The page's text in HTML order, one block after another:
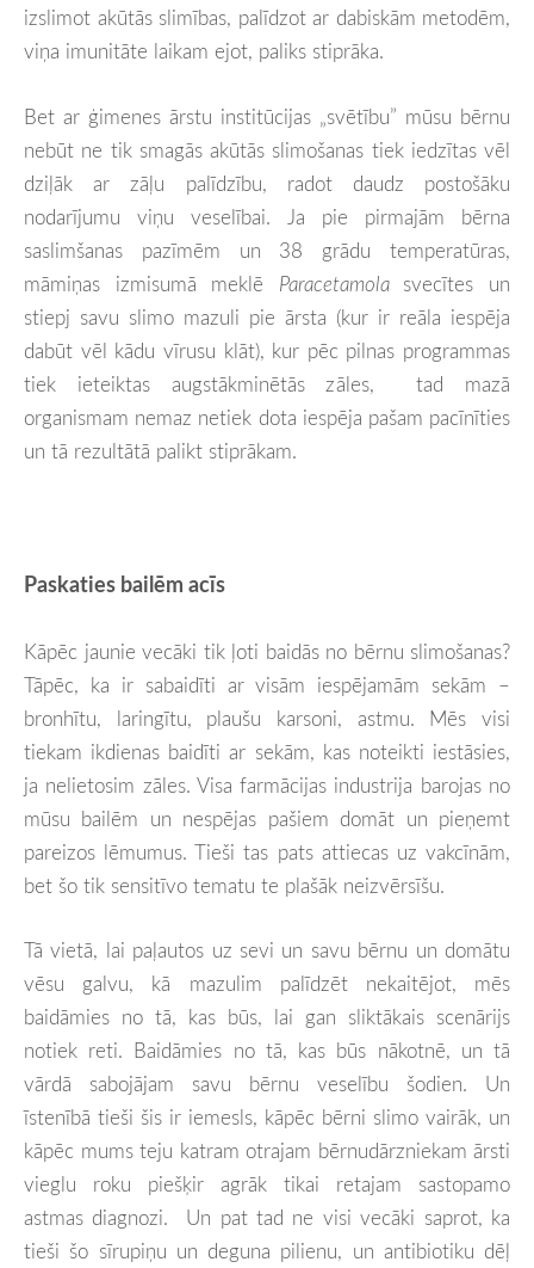
izslimot akūtās slimības, palīdzot ar dabiskām metodēm,
viņa imunitāte laikam ejot, paliks stiprāka.
Bet ar ģimenes ārstu institūcijas „svētību” mūsu bērnu
nebūt ne tik smagās akūtās slimošanas tiek iedzītas vēl
dziļāk ar zāļu palīdzību, radot daudz postošāku
nodarījumu viņu veselībai. Ja pie pirmajām bērna
saslimšanas pazīmēm un 38 grādu temperatūras,
māmiņas izmisumā meklē Paracetamola svecītes un
stiepj savu slimo mazuli pie ārsta (kur ir reāla iespēja
dabūt vēl kādu vīrusu klāt), kur pēc pilnas programmas
tiek ieteiktas augstākminētās zāles, tad mazā
organismam nemaz netiek dota iespēja pašam pacīnīties
un tā rezultātā palikt stiprākam.
Paskaties bailēm acīs
Kāpēc jaunie vecāki tik ļoti baidās no bērnu slimošanas?
Tāpēc, ka ir sabaidīti ar visām iespējamām sekām –
bronhītu, laringītu, plaušu karsoni, astmu. Mēs visi
tiekam ikdienas baidīti ar sekām, kas noteikti iestāsies,
ja nelietosim zāles. Visa farmācijas industrija barojas no
mūsu bailēm un nespējas pašiem domāt un pieņemt
pareizos lēmumus. Tieši tas pats attiecas uz vakcīnām,
bet šo tik sensitīvo tematu te plašāk neizvērsīšu.
Tā vietā, lai paļautos uz sevi un savu bērnu un domātu
vēsu galvu, kā mazulim palīdzēt nekaitējot, mēs
baidāmies no tā, kas būs, lai gan sliktākais scenārijs
notiek reti. Baidāmies no tā, kas būs nākotnē, un tā
vārdā sabojājam savu bērnu veselību šodien. Un
īstenībā tieši šis ir iemesls, kāpēc bērni slimo vairāk, un
kāpēc mums teju katram otrajam bērnudārzniekam ārsti
vieglu roku piešķir agrāk tikai retajam sastopamo
astmas diagnozi. Un pat tad ne visi vecāki saprot, ka
tieši šo sīrupiņu un deguna pilienu, un antibiotiku dēļ